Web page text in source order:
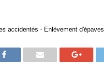
accidentés - Enlèvement d'épaves